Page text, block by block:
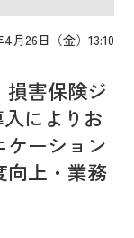
月26日（金）13:10
損害保険ジ
によりお
ーション
向上・業務